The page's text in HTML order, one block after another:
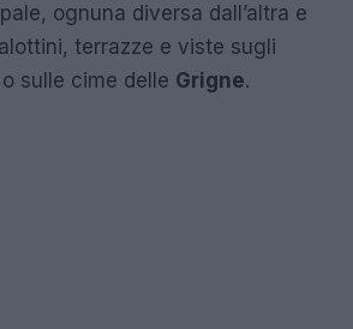
ognuna diversa dall’altra e
terrazze e viste sugli
sulle cime delle Grigne.